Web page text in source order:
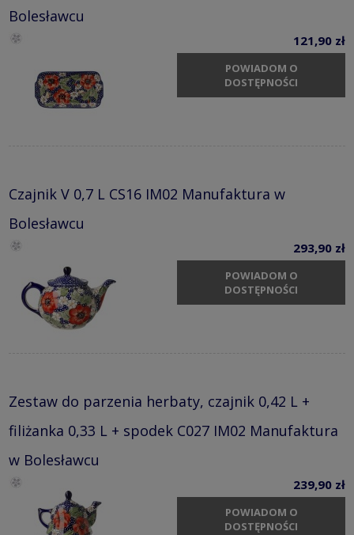
Bolesławcu
121,90 zł
POWIADOM O
DOSTĘPNOŚCI
Czajnik V 0,7 L CS16 IM02 Manufaktura w
Bolesławcu
293,90 zł
POWIADOM O
DOSTĘPNOŚCI
Zestaw do parzenia herbaty, czajnik 0,42 L +
filiżanka 0,33 L + spodek C027 IM02 Manufaktura
w Bolesławcu
239,90 zł
POWIADOM O
DOSTĘPNOŚCI